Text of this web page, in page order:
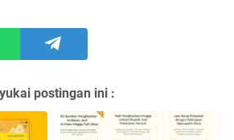
postingan ini :